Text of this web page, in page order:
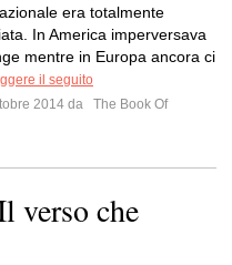
era totalmente
In America imperversava
mentre in Europa ancora ci
il seguito
2014 da
The Book Of
verso che